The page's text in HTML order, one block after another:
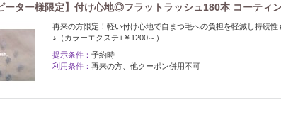
ーター様限定】付け心地◎フラットラッシュ180本 コーティ
再来の方限定！軽い付け心地で自まつ毛への負担を軽減し持続性
♪（カラーエクステ+￥1200～）
提示条件： 予約時
利用条件： 再来の方、他クーポン併用不可